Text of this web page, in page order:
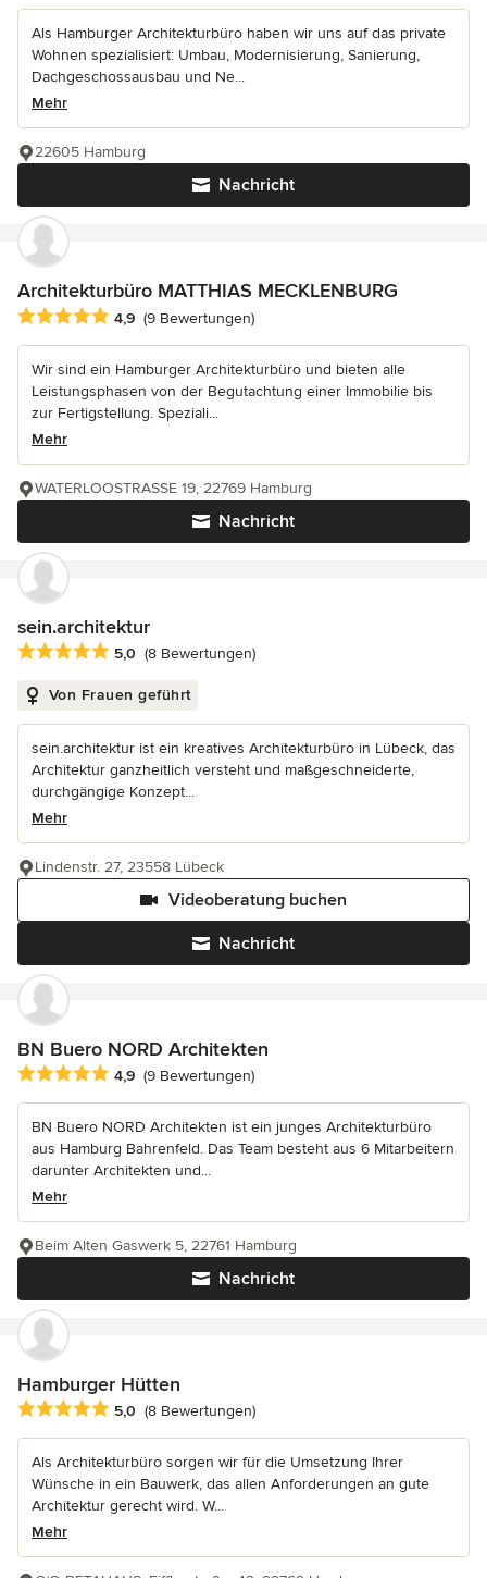
Als Hamburger Architekturbüro haben wir uns auf das private
Wohnen spezialisiert: Umbau, Modernisierung, Sanierung,
Dachgeschossausbau und Ne...
Mehr
Nachricht
22605 Hamburg
Architekturbüro MATTHIAS MECKLENBURG
Durchschnittliche Bewertung: 4.9 von 5 Sternen
4,9 (9 Bewertungen)
Wir sind ein Hamburger Architekturbüro und bieten alle
Leistungsphasen von der Begutachtung einer Immobilie bis
zur Fertigstellung. Speziali...
Mehr
Nachricht
WATERLOOSTRASSE 19, 22769 Hamburg
sein.architektur
Durchschnittliche Bewertung: 5 von 5 Sternen
5,0 (8 Bewertungen)
Von Frauen geführt
sein.architektur ist ein kreatives Architekturbüro in Lübeck, das
Architektur ganzheitlich versteht und maßgeschneiderte,
durchgängige Konzept...
Mehr
Nachricht
Videoberatung buchen
Lindenstr. 27, 23558 Lübeck
BN Buero NORD Architekten
Durchschnittliche Bewertung: 4.9 von 5 Sternen
4,9 (9 Bewertungen)
BN Buero NORD Architekten ist ein junges Architekturbüro
aus Hamburg Bahrenfeld. Das Team besteht aus 6 Mitarbeitern
darunter Architekten und...
Mehr
Nachricht
Beim Alten Gaswerk 5, 22761 Hamburg
Hamburger Hütten
Durchschnittliche Bewertung: 5 von 5 Sternen
5,0 (8 Bewertungen)
Als Architekturbüro sorgen wir für die Umsetzung Ihrer
Wünsche in ein Bauwerk, das allen Anforderungen an gute
Architektur gerecht wird. W...
Mehr